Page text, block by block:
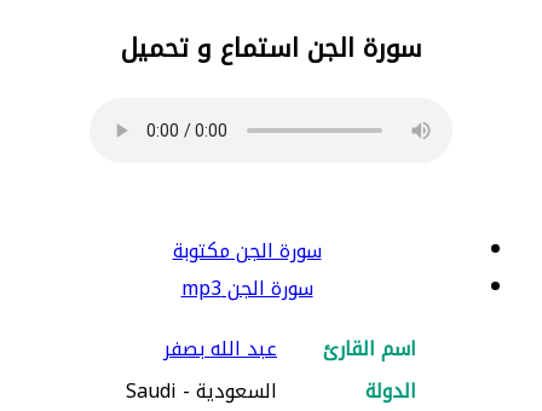
سورة الجن استماع و تحميل
سورة الجن مكتوبة
سورة الجن mp3
اسم القارئ
عبد الله بصفر
الدولة
السعودية - Saudi